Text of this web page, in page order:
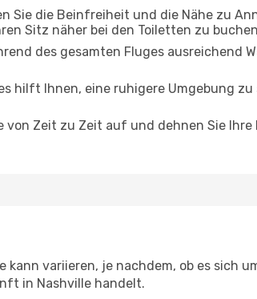
Sie die Beinfreiheit und die Nähe zu
Sitz näher bei den Toiletten zu
des gesamten Fluges ausreichend
hilft Ihnen, eine ruhigere Umgebung
von Zeit zu Zeit auf und dehnen Sie
kann variieren, je nachdem, ob es sich
in Nashville handelt.